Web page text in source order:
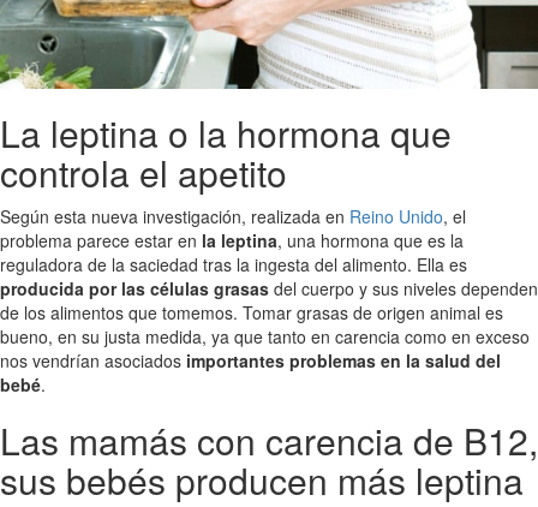
La leptina o la hormona que
controla el apetito
Según esta nueva investigación, realizada en Reino Unido, el
problema parece estar en la leptina, una hormona que es la
reguladora de la saciedad tras la ingesta del alimento. Ella es
producida por las células grasas del cuerpo y sus niveles dependen
de los alimentos que tomemos. Tomar grasas de origen animal es
bueno, en su justa medida, ya que tanto en carencia como en exceso
nos vendrían asociados importantes problemas en la salud del
bebé.
Las mamás con carencia de B12,
sus bebés producen más leptina